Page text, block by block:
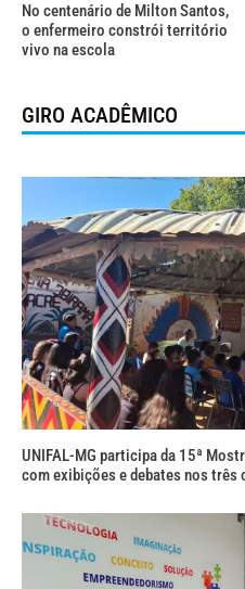
No centenário de Milton Santos,
o enfermeiro constrói território
vivo na escola
GIRO ACADÊMICO
UNIFAL-MG participa da 15ª
com exibições e debates nos três